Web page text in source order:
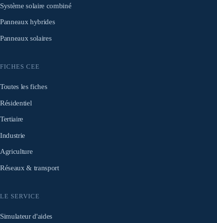
Système solaire combiné
Panneaux hybrides
Panneaux solaires
FICHES CEE
Toutes les fiches
Résidentiel
Tertiaire
Industrie
Agriculture
Réseaux & transport
LE SERVICE
Simulateur d'aides